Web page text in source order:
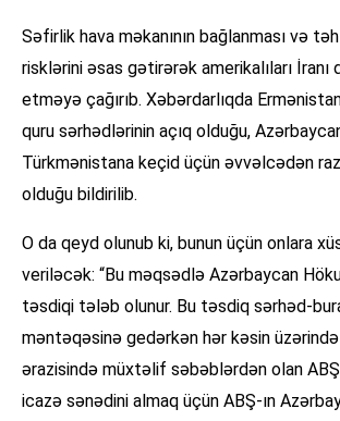
Səfirlik hava məkanının bağlanması və
risklərini əsas gətirərək amerikalıları İranı
etməyə çağırıb. Xəbərdarlıqda
quru sərhədlərinin açıq olduğu,
Türkmənistana keçid üçün əvvəlcədən
olduğu bildirilib.
O da qeyd olunub ki, bunun üçün onlara
veriləcək: “Bu məqsədlə Azərbaycan
təsdiqi tələb olunur. Bu təsdiq sərhəd-
məntəqəsinə gedərkən hər kəsin üzərində
ərazisində müxtəlif səbəblərdən olan
icazə sənədini almaq üçün ABŞ-ın